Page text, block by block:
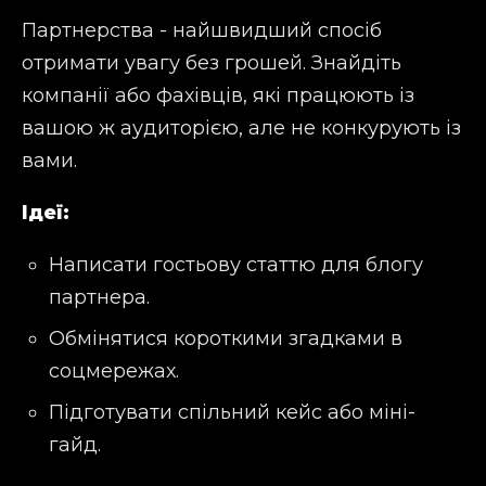
Партнерства - найшвидший спосіб
отримати увагу без грошей. Знайдіть
компанії або фахівців, які працюють із
вашою ж аудиторією, але не конкурують із
вами.
Ідеї:
Написати гостьову статтю для блогу
партнера.
Обмінятися короткими згадками в
соцмережах.
Підготувати спільний кейс або міні-
гайд.